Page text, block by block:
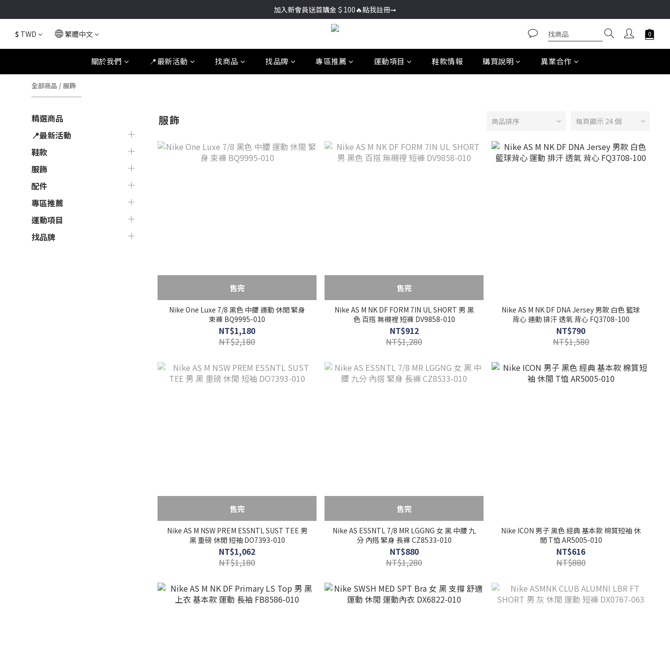
加入新會員送首購金＄100🔥點我註冊➞
加入新會員送首購金＄100🔥點我註冊➞
🚚超商取貨滿＄2000免運／宅配滿＄3000免運
加入新會員送首購金＄100🔥點我註冊➞
$ TWD 繁體中文
關於我們 📍最新活動 找商品 找品牌 專區推薦 運動項目 鞋款情報 購買說明 異業合作
全部商品 /服飾
精選商品
📍最新活動
鞋款
服飾
配件
專區推薦
運動項目
找品牌
服飾 商品排序 每頁顯示 24 個
售完
Nike One Luxe 7/8 黑色 中腰 運動 休閒 緊身
束褲 BQ9995-010
NT$1,180
NT$2,180
售完
Nike AS M NK DF FORM 7IN UL SHORT 男 黑
色 百搭 無襯裡 短褲 DV9858-010
NT$912
NT$1,280
Nike AS M NK DF DNA Jersey 男款 白色 籃球
背心 運動 排汗 透氣 背心 FQ3708-100
NT$790
NT$1,580
售完
Nike AS M NSW PREM ESSNTL SUST TEE 男
黑 重磅 休閒 短袖 DO7393-010
NT$1,062
NT$1,180
售完
Nike AS ESSNTL 7/8 MR LGGNG 女 黑 中腰 九
分 內搭 緊身 長褲 CZ8533-010
NT$880
NT$1,280
Nike ICON 男子 黑色 經典 基本款 棉質短袖 休
閒 T恤 AR5005-010
NT$616
NT$880